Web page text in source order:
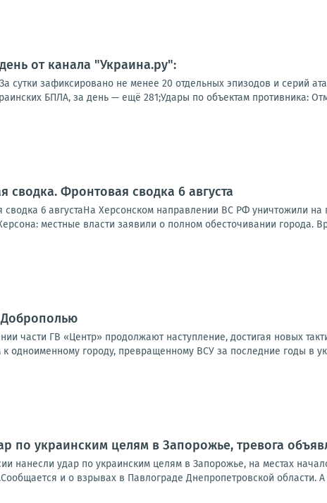
от канала "Украина.ру":
сутки зафиксировано не менее 20 отдельных эпизодов и серий
БПЛА, за день — ещё 281;Удары по объектам противника:
сводка. Фронтовая сводка 6 августа
6 августаНа Херсонском направлении ВС РФ уничтожили
местные власти заявили о полном обесточивании города.
Доброполью
части ГВ «Центр» продолжают наступление, достигая новых
к одноименному городу, превращенному ВСУ за последние годы в
по украинским целям в Запорожье, тревога
нанесли удар по украинским целям в Запорожье, на местах
и о взрывах в Павлограде Днепропетровской области.